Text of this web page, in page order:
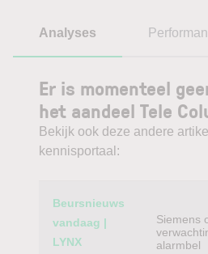
Analyses
Er is momenteel
het aandeel Tele
Bekijk ook deze andere
kennisportaal:
Category
Beursnieuws
vandaag |
LYNX
Siemens
alarmbel